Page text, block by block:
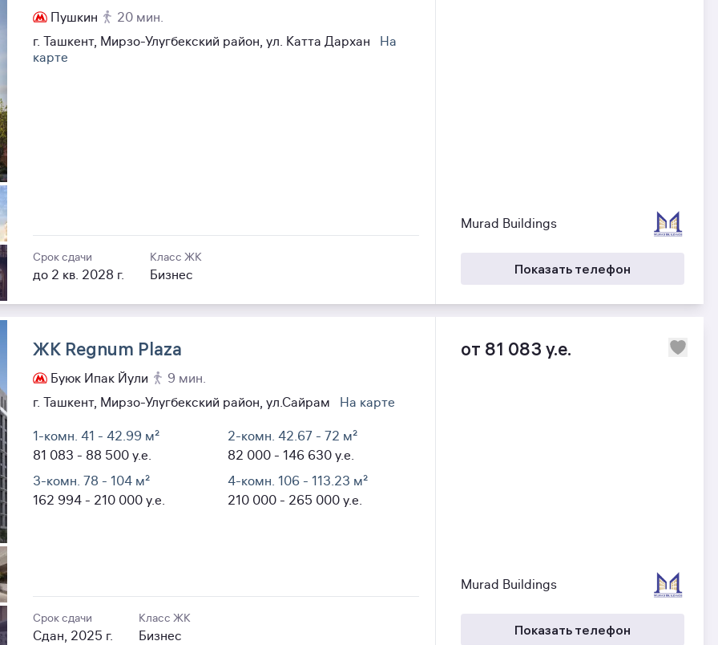
Пушкин
20 мин.
г. Ташкент, Мирзо-Улугбекский район, ул. Катта Дархан
На
карте
Срок сдачи
до 2 кв. 2028 г.
Класс ЖК
Бизнес
Murad Buildings
Показать телефон
ЖК Regnum Plaza
Буюк Ипак Йули
9 мин.
г. Ташкент, Мирзо-Улугбекский район, ул.Сайрам
На карте
1-комн. 41 - 42.99 м²
81 083 - 88 500y.e.
2-комн. 42.67 - 72 м²
82 000 - 146 630y.e.
3-комн. 78 - 104м²
162 994 - 210 000y.e.
4-комн. 106 - 113.23 м²
210 000 - 265 000y.e.
Срок сдачи
Сдан, 2025 г.
Класс ЖК
Бизнес
от 81 083 y.e.
Murad Buildings
Показать телефон